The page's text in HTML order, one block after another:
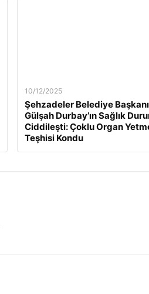
10/12/2025
Şehzadeler Belediye Başkanı
Gülşah Durbay’ın Sağlık
Ciddileşti: Çoklu Organ
Teşhisi Kondu